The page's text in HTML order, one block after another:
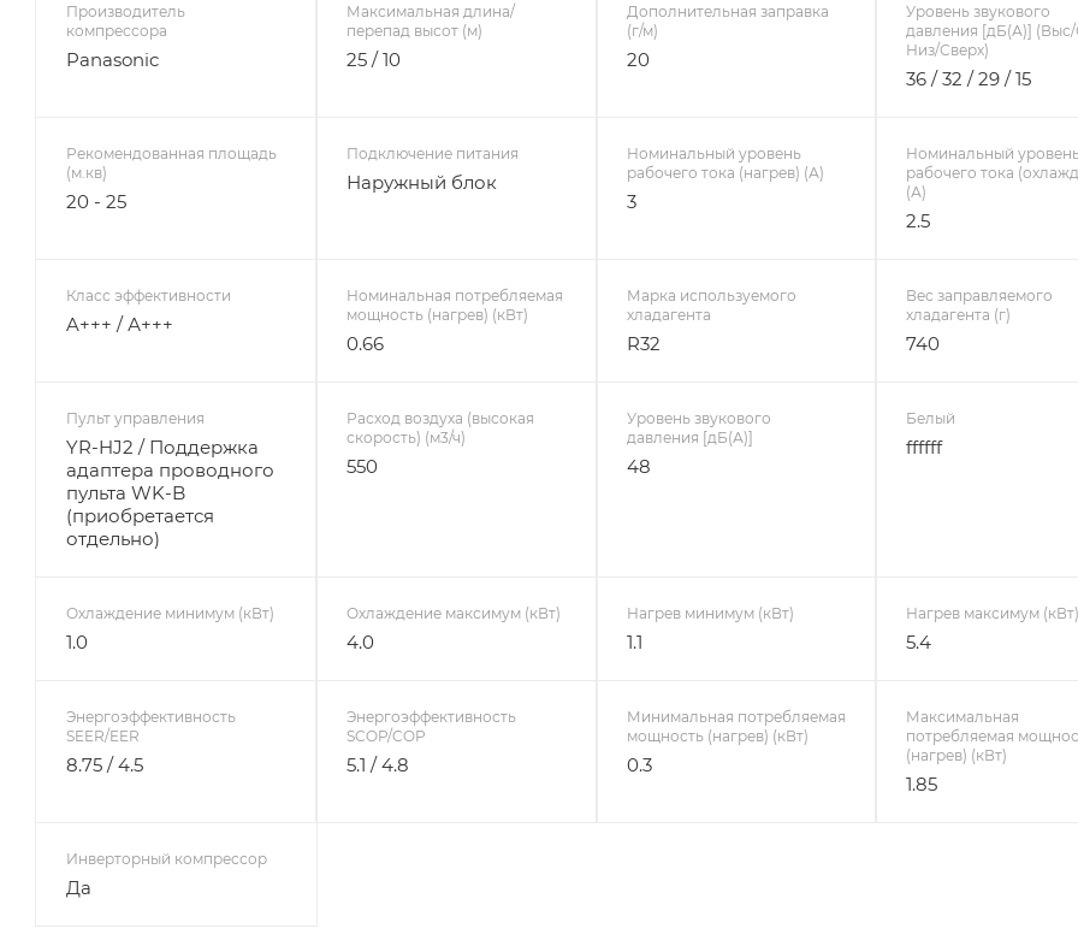
Производитель
компрессора
Panasonic
Максимальная длина/
перепад высот (м)
25 / 10
Дополнительная заправка
(г/м)
20
Уровень звукового
давления [дБ(А)]
Низ/Сверх)
36 / 32 / 29 / 15
Рекомендованная площадь
(м.кв)
20 - 25
Подключение питания
Наружный блок
Номинальный уровень
рабочего тока (нагрев) (А)
3
Номинальный
рабочего тока
(А)
2.5
Класс эффективности
A+++ / А+++
Номинальная потребляемая
мощность (нагрев) (кВт)
0.66
Марка используемого
хладагента
R32
Вес заправляемого
хладагента (г)
740
Пульт управления
YR-HJ2 / Поддержка
адаптера проводного
пульта WK-B
(приобретается
отдельно)
Расход воздуха (высокая
скорость) (м3/ч)
550
Уровень звукового
давления [дБ(А)]
48
Белый
ffffff
Охлаждение минимум (кВт)
1.0
Охлаждение максимум (кВт)
4.0
Нагрев минимум (кВт)
1.1
Нагрев максимум
5.4
Энергоэффективность
SEER/EER
8.75 / 4.5
Энергоэффективность
SCOP/COP
5.1 / 4.8
Минимальная потребляемая
мощность (нагрев) (кВт)
0.3
Максимальная
потребляемая
(нагрев) (кВт)
1.85
Инверторный компрессор
Да